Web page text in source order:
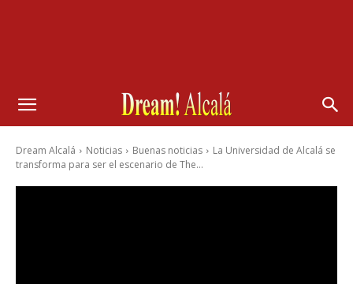
Dream Alcalá Noticias Buenas noticias
La Universidad de Alcalá se
transforma para ser el escenario de The...